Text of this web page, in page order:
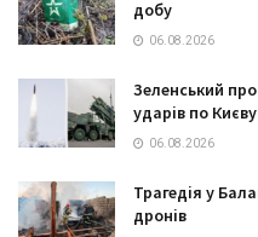
добу
06.08.2026
Зеленський
ударів по Києву
06.08.2026
Трагедія у
дронів